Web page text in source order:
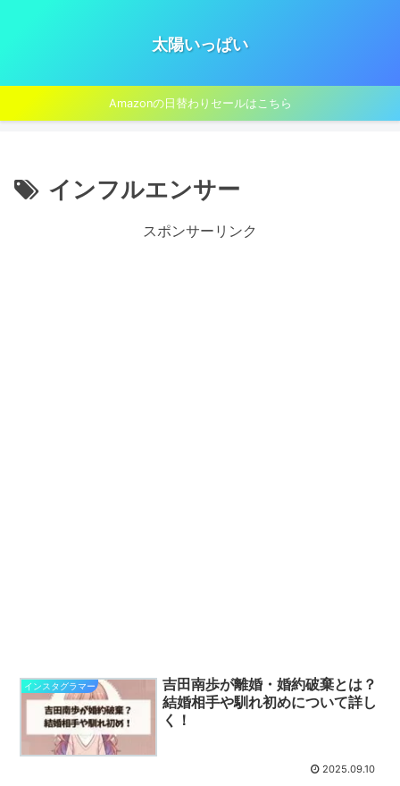
太陽いっぱい
Amazonの日替わりセールはこちら
インフルエンサー
スポンサーリンク
インスタグラマー
吉田南歩が離婚・婚約破棄とは？
結婚相手や馴れ初めについて詳し
く！
2025.09.10